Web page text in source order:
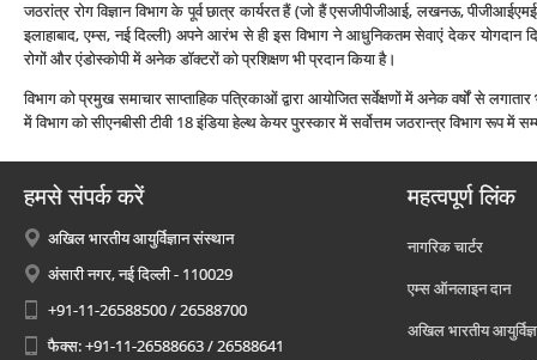
जठरांत्र रोग विज्ञान विभाग के पूर्व छात्र कार्यरत हैं (जो हैं एसजीपीजीआई, लखनऊ,
इलाहाबाद, एम्‍स, नई दिल्‍ली) अपने आरंभ से ही इस विभाग ने आधुनिकतम सेवाएं देकर योगदान
रोगों और एंडोस्‍कोपी में अनेक डॉक्‍टरों को प्रशिक्षण भी प्रदान किया है।
विभाग को प्रमुख समाचार साप्‍ताहिक पत्रिकाओं द्वारा आयोजित सर्वेक्षणों में अनेक वर्षों से
में विभाग को सीएनबीसी टीवी 18 इंडिया हेल्‍थ केयर पुरस्‍कार में सर्वोत्तम जठरान्‍त्र विभाग रूप में
हमसे संपर्क करें
अखिल भारतीय आयुर्विज्ञान संस्थान
अंसारी नगर, नई दिल्ली - 110029
+91-11-26588500 / 26588700
फैक्स: +91-11-26588663 / 26588641
महत्वपूर्ण लिंक
नागरिक चार्टर
एम्स ऑनलाइन दान
अखिल भारतीय